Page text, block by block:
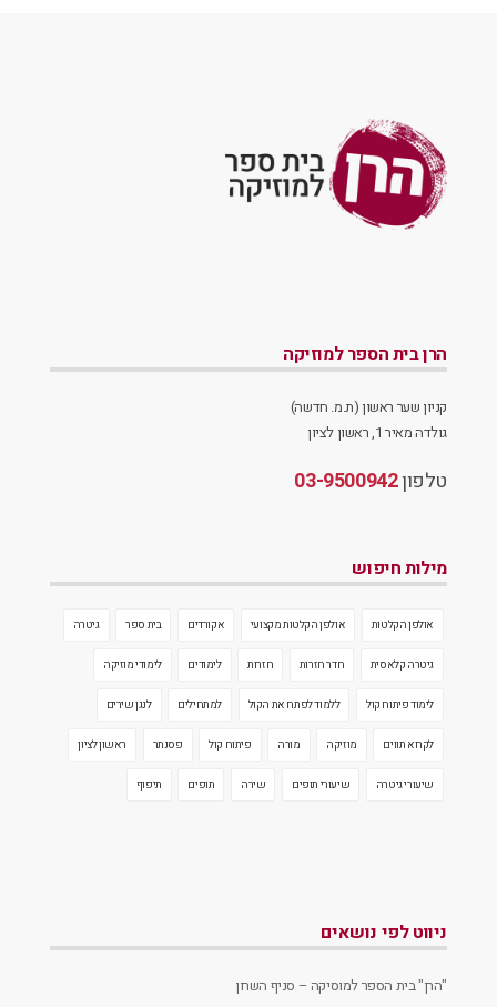
הרן בית הספר למוזיקה
קניון שער ראשון (ת.מ. חדשה)
גולדה מאיר 1, ראשון לציון
טלפון03-9500942
מילות חיפוש
אולפן הקלטות אולפן הקלטות מקצועי אקורדים בית ספר גיטרה
גיטרה קלאסית חדר חזרות חזרות לימודים לימודי מוזיקה
לימוד פיתוח קול ללמוד לפתח את הקול למתחילים לנגן שירים
לקרוא תווים מוזיקה מורה פיתוח קול פסנתר ראשון לציון
שיעורי גיטרה שיעורי תופים שירה תופים תיפוף
ניווט לפי נושאים
"הרן" בית הספר למוסיקה – סניף השרון